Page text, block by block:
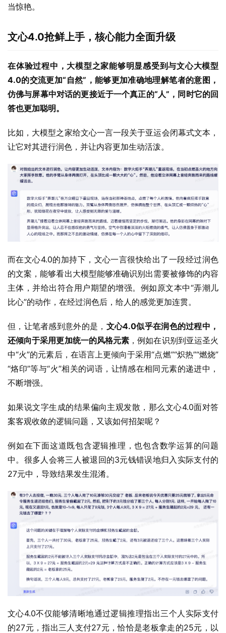
当惊艳。
文心4.0抢鲜上手，核心能力全面升级
在体验过程中，大模型之家能够明显感受到与文心大模型
4.0的交流更加“自然”，能够更加准确地理解笔者的意图，
仿佛与屏幕中对话的更接近于一个真正的“人”，同时它的回
答也更加聪明。
比如，大模型之家给文心一言一段关于亚运会闭幕式文本，
让它对其进行润色，并让内容更加生动活泼。
而在文心4.0的加持下，文心一言很快给出了一段经过润色
的文案，能够看出大模型能够准确识别出需要被修饰的内容
主体，并给出符合用户期望的增强。例如原文本中“弄潮儿
比心”的动作，在经过润色后，给人的感觉更加连贯。
但，让笔者感到意外的是， 文心4.0似乎在润色的过程中，
还倾向于采用更加统一的风格元素 ，例如在识别到亚运圣火
中“火”的元素后，在语言上更倾向于采用“点燃”“炽热”“燃烧”
“烙印”等与“火”相关的词语，让情感在相同元素的递进中，
不断增强。
如果说文字生成的结果偏向主观发散，那么文心4.0面对答
案客观收敛的逻辑问题，又该如何招架呢？
例如在下面这道既包含逻辑推理，也包含数学运算的问题
中。很多人会将三人被退回的3元钱错误地归入实际支付的
27元中，导致结果发生混淆。
文心4.0不仅能够清晰地通过逻辑推理指出三个人实际支付
的27元，指出三人支付27元，恰恰是老板拿走的25元，以